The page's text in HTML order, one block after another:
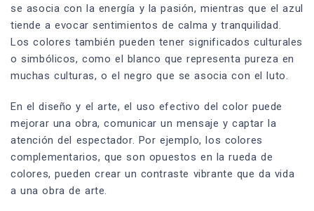
se asocia con la energía y la pasión, mientras que el azul
tiende a evocar sentimientos de calma y tranquilidad.
Los colores también pueden tener significados culturales
o simbólicos, como el blanco que representa pureza en
muchas culturas, o el negro que se asocia con el luto.
En el diseño y el arte, el uso efectivo del color puede
mejorar una obra, comunicar un mensaje y captar la
atención del espectador. Por ejemplo, los colores
complementarios, que son opuestos en la rueda de
colores, pueden crear un contraste vibrante que da vida
a una obra de arte.